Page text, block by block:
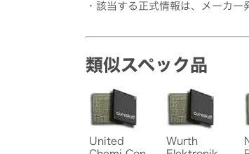
・該当する正式情報は、メーカー
類似スペック品
United
Wurth